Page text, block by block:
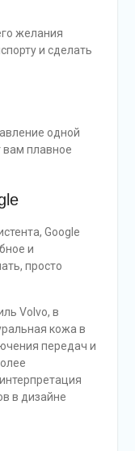
желания
и сделать
одной
плавное
Google
и
просто
Volvo, в
кожа в
передач и
в дизайне